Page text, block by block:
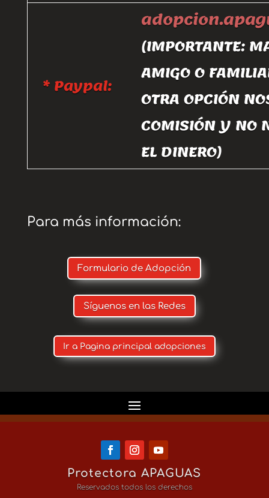
* Paypal:
(IMPORTANTE:
AMIGO O
OTRA OPCIÓN
COMISIÓN Y NO
EL DINERO)
Para más información:
Formulario de Adopción
Síguenos en las Redes
Ir a Pagina principal adopciones
Protectora APAGUAS
Reservados todos los derechos